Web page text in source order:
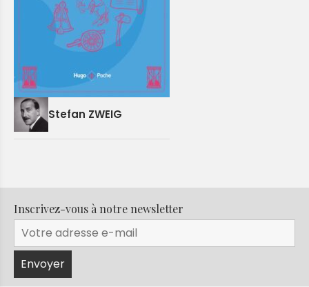
Stefan ZWEIG
Inscrivez-vous à notre newsletter